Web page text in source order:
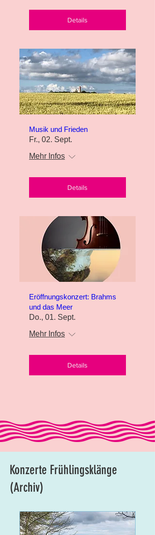
Details
Musik und Frieden
Fr., 02. Sept.
Mehr Infos
Details
Eröffnungskonzert: Brahms
und das Meer
Do., 01. Sept.
Mehr Infos
Details
Konzerte Frühlingsklänge
(Archiv)